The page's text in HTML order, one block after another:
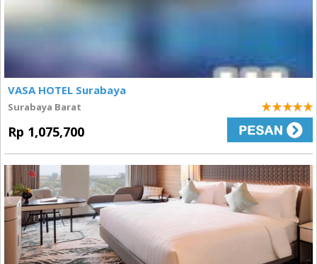
VASA HOTEL Surabaya
Surabaya Barat
Rp 1,075,700
5